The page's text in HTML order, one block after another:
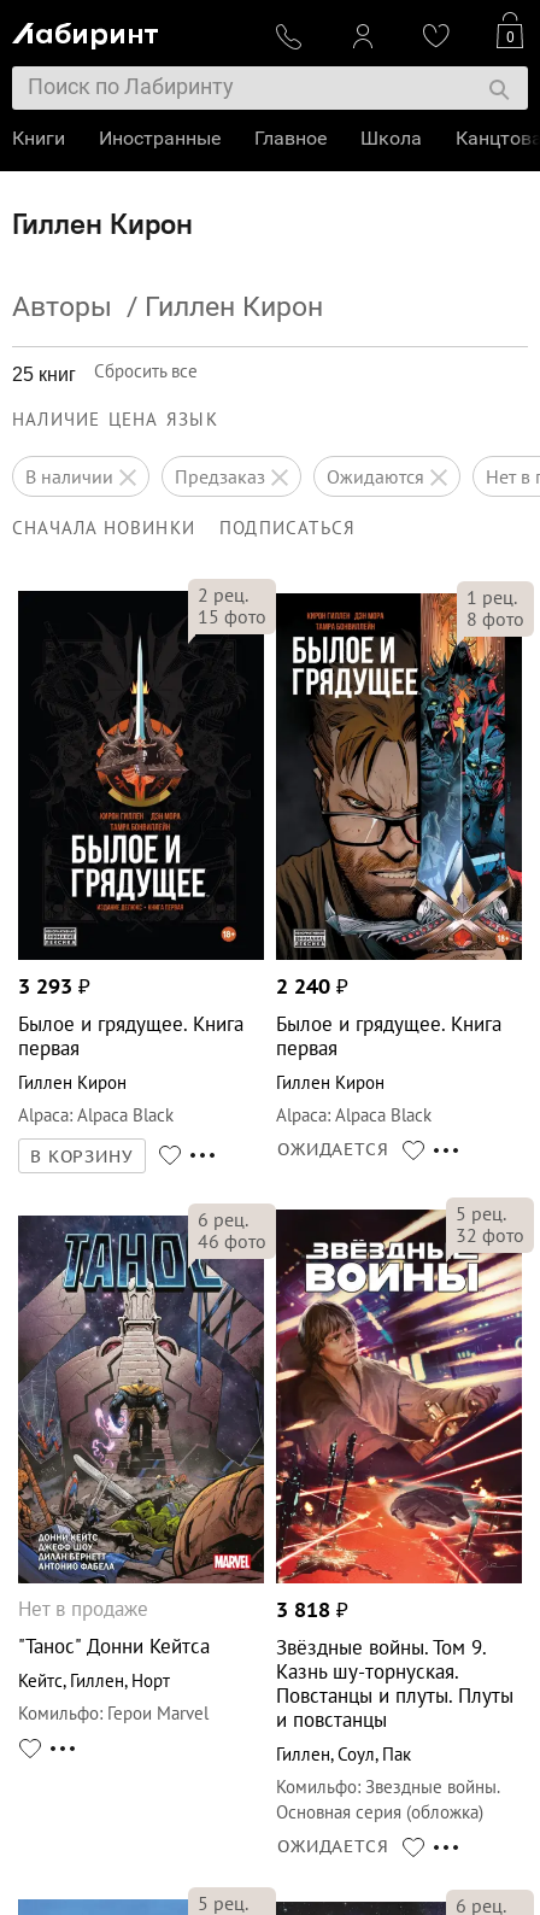
Гиллен Кирон
Авторы / Гиллен Кирон
25 книг Сбросить все
НАЛИЧИЕ ЦЕНА ЯЗЫК
в наличии предзаказ ожидаются нет
СНАЧАЛА НОВИНКИ ПОДПИСАТЬСЯ
2 рец.
15 фото
3 293 ₽
Былое и грядущее. Книга
первая
Гиллен Кирон
Alpaca: Alpaca Black
В КОРЗИНУ
1 рец.
8 фото
2 240 ₽
Былое и грядущее. Книга
первая
Гиллен Кирон
Alpaca: Alpaca Black
ОЖИДАЕТСЯ
6 рец.
46 фото
Нет в продаже
"Танос" Донни Кейтса
Кейтс, Гиллен, Норт
Комильфо: Герои Marvel
5 рец.
32 фото
3 818 ₽
Звёздные войны. Том 9.
Казнь шу-торнуская.
Повстанцы и плуты. Плуты
и повстанцы
Гиллен,Соул, Пак
Комильфо: Звездные войны.
Основная серия (обложка)
ОЖИДАЕТСЯ
5 рец.
6 рец.
0
Книги Иностранные Главное Школа